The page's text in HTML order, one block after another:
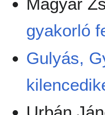
gyakorló
Gulyás,